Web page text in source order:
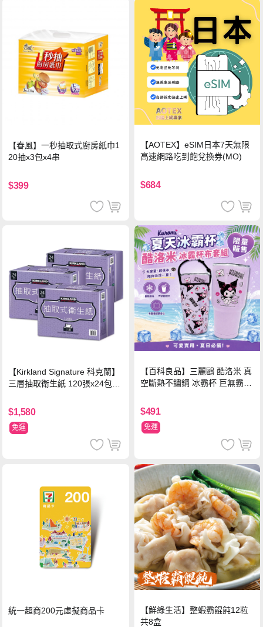
【春風】一秒抽取式廚房紙巾1
20抽x3包x4串
$399
【AOTEX】eSIM日本7天無限
高速網路吃到飽兌換券(MO)
$684
【Kirkland Signature 科克蘭】
三層抽取衛生紙 120張x24包x3
$1,580
免運
【百科良品】三麗鷗 酷洛米 真
空斷熱不鏽鋼 冰霸杯 巨無霸鋼
ml-信封款(贈手提杯套)
$491
免運
統一超商200元虛擬商品卡
【鮮綠生活】整蝦霸餛飩12粒
共8盒